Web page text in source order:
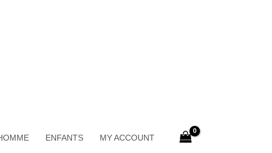
ENFANTS MY ACCOUNT